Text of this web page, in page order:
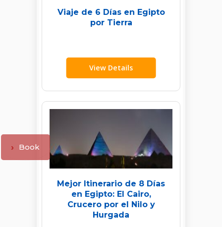
Book
Viaje de 6 Días en Egipto
por Tierra
View Details
Mejor Itinerario de 8 Días
en Egipto: El Cairo,
Crucero por el Nilo y
Hurgada